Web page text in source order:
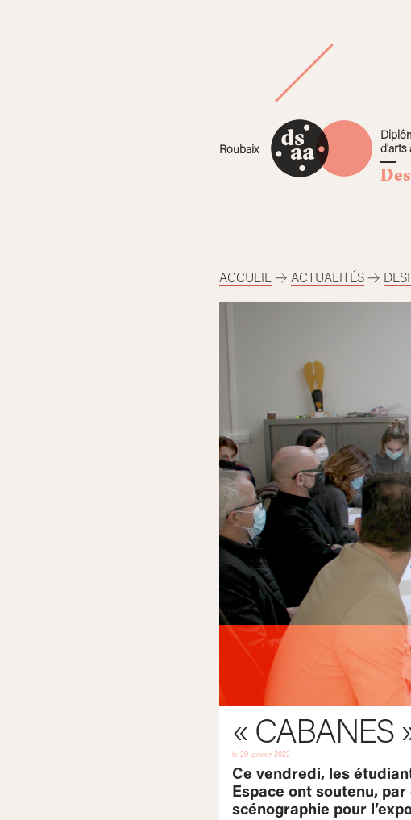
Roubaix
d'arts
ACCUEIL ACTUALITÉS
« CABANES
le 20 janvier 2022
Ce vendredi, les
Espace ont soutenu,
scénographie pour